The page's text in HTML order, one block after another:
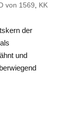
von 1569
KK
der
und